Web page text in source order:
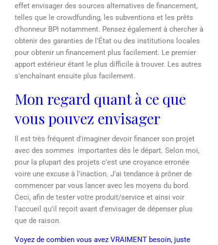
effet envisager des sources alternatives de financement,
telles que le crowdfunding, les subventions et les prêts
d'honneur BPI notamment. Pensez également à chercher à
obtenir des garanties de l'État ou des institutions locales
pour obtenir un financement plus facilement. Le premier
apport extérieur étant le plus difficile à trouver. Les autres
s'enchaînant ensuite plus facilement.
Mon regard quant à ce que
vous pouvez envisager
Il est très fréquent d'imaginer devoir financer son projet
avec des sommes importantes dès le départ. Selon moi,
pour la plupart des projets c'est une croyance erronée
voire une excuse à l'inaction. J'ai tendance à prôner de
commencer par vous lancer avec les moyens du bord.
Ceci, afin de tester votre produit/service et ainsi voir
l'accueil qu'il reçoit avant d'envisager de dépenser plus
que de raison.
Voyez de combien vous avez VRAIMENT besoin, juste